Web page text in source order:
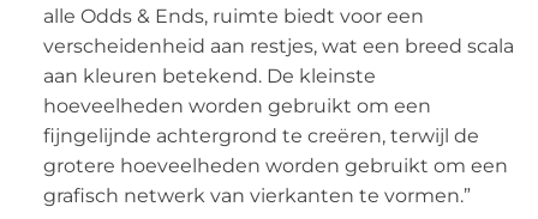
alle Odds & Ends, ruimte biedt voor een
verscheidenheid aan restjes, wat een breed scala
aan kleuren betekend. De kleinste
hoeveelheden worden gebruikt om een ​​
fijngelijnde achtergrond te creëren, terwijl de
grotere hoeveelheden worden gebruikt om een ​​
grafisch netwerk van vierkanten te vormen.”